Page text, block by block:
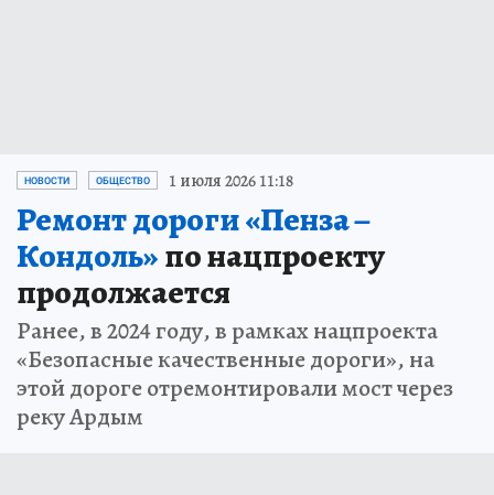
НОВОСТИ ОБЩЕСТВО 1 июля 2026 11:18
Ремонт дороги «Пенза –
Кондоль»по нацпроекту
продолжается
Ранее, в 2024 году, в рамках нацпроекта
«Безопасные качественные дороги», на
этой дороге отремонтировали мост через
реку Ардым